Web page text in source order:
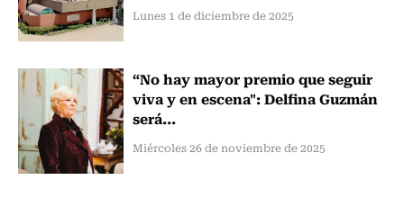
Lunes 1 de diciembre de 2025
“No hay mayor premio que seguir
viva y en escena": Delfina Guzmán
será...
Miércoles 26 de noviembre de 2025